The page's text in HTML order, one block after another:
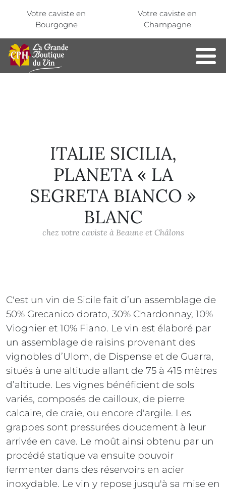
Votre caviste en
Bourgogne
Votre caviste en
Champagne
ITALIE SICILIA,
PLANETA « LA
SEGRETA BIANCO »
BLANC
chez votre caviste à Beaune et Châlons
C'est un vin de Sicile fait d’un assemblage de
50% Grecanico dorato, 30% Chardonnay, 10%
Viognier et 10% Fiano. Le vin est élaboré par
un assemblage de raisins provenant des
vignobles d’Ulom, de Dispense et de Guarra,
situés à une altitude allant de 75 à 415 mètres
d’altitude. Les vignes bénéficient de sols
variés, composés de cailloux, de pierre
calcaire, de craie, ou encore d'argile. Les
grappes sont pressurées doucement à leur
arrivée en cave. Le moût ainsi obtenu par un
procédé statique va ensuite pouvoir
fermenter dans des réservoirs en acier
inoxydable. Le vin y repose jusqu'à sa mise en